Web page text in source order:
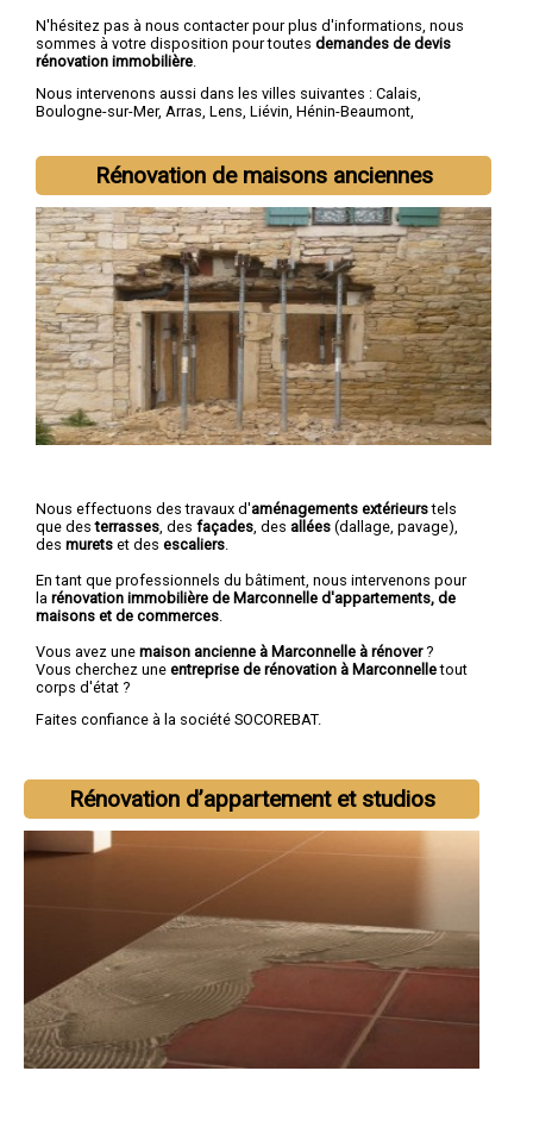
N'hésitez pas à nous contacter pour plus d'informations, nous
sommes à votre disposition pour toutes demandes de devis
rénovation immobilière
Nous intervenons aussi dans les villes suivantes : Calais,
Boulogne-sur-Mer, Arras, Lens, Liévin, Hénin-Beaumont,
Rénovation de maisons anciennes
Nous effectuons des travaux d'aménagements extérieurstels
que desterrasses , des façades , des allées (dallage, pavage),
des murets et des escaliers
En tant que professionnels du bâtiment, nous intervenons pour
la rénovation immobilière de Marconnelle d'appartements, de
maisons et de commerces
Vous avez une maison ancienne à Marconnelle à rénover?
Vous cherchez une entreprise de rénovation à Marconnelletout
corps d'état ?
Faites confiance à la société SOCOREBAT.
Rénovation d’appartement et studios